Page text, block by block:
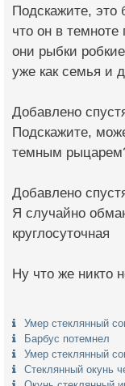
Подскажите, это
что он в
они рыбки
уже как семья и
Добавлено
Подскажите,
темным
Добавлено
Я случайно
круглосуточная
Ну что же никто
Умер стеклянный
Барбус потемнел
Умер стеклянный
Стеклянный окунь